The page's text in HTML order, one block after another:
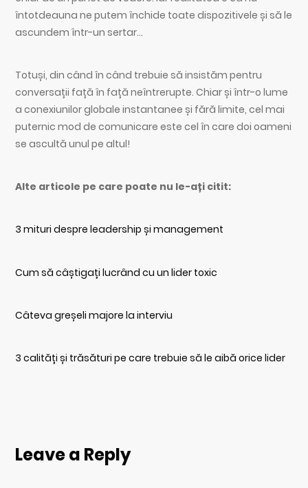
întotdeauna ne putem închide toate dispozitivele și să le
ascundem într-un sertar…
Totuși, din când în când trebuie să insistăm pentru
conversații față în față neîntrerupte. Chiar și într-o lume
a conexiunilor globale instantanee și fără limite, cel mai
puternic mod de comunicare este cel în care doi oameni
se ascultă unul pe altul!
Alte articole pe care poate nu le-ați citit:
3 mituri despre leadership și management
Cum să câștigați lucrând cu un lider toxic
Câteva greșeli majore la interviu
3 calități și trăsături pe care trebuie să le aibă orice lider
Leave a Reply